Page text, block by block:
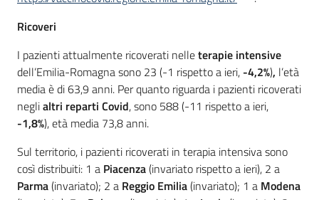
Ricoveri
I pazienti attualmente ricoverati nelleterapie intensive
dell’Emilia-Romagna sono 23 (-1 rispetto a ieri, -4,2%), l’età
media è di 63,9 anni. Per quanto riguarda i pazienti ricoverati
neglialtri reparti Covid, sono 588 (-11 rispetto a ieri,
-1,8%), età media 73,8 anni.
Sul territorio, i pazienti ricoverati in terapia intensiva sono
così distribuiti: 1 a Piacenza(invariato rispetto a ieri), 2 a
Parma(invariato); 2 a Reggio Emilia(invariato); 1 a Modena